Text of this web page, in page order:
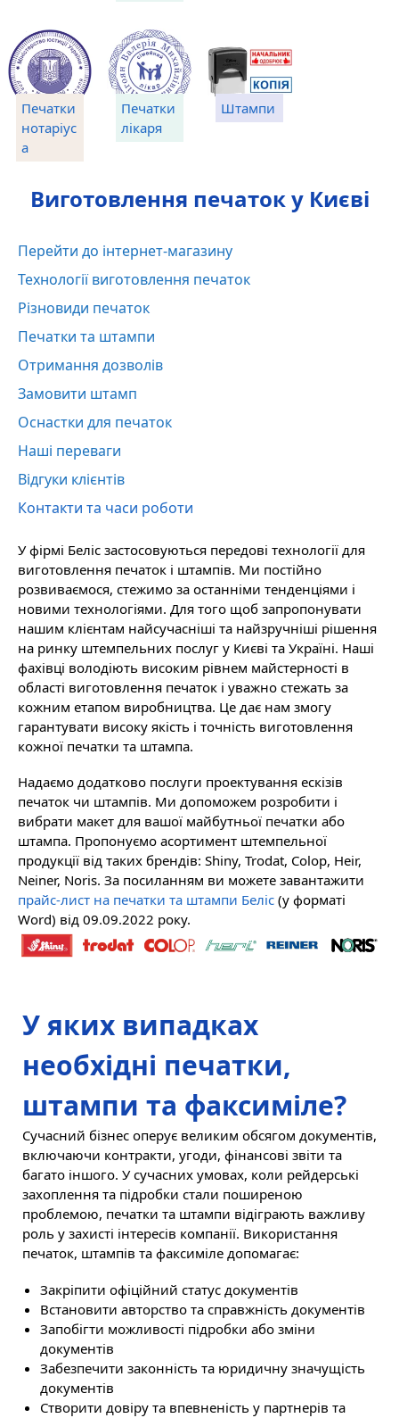
Печатки
нотаріус
а
Печатки
лікаря
Штампи
Виготовлення печаток у Києві
Перейти до інтернет-магазину
Технології виготовлення печаток
Різновиди печаток
Печатки та штампи
Отримання дозволів
Замовити штамп
Оснастки для печаток
Наші переваги
Відгуки клієнтів
Контакти та часи роботи
У фірмі Беліс застосовуються передові технології для
виготовлення печаток і штампів. Ми постійно
розвиваємося, стежимо за останніми тенденціями і
новими технологіями. Для того щоб запропонувати
нашим клієнтам найсучасніші та найзручніші рішення
на ринку штемпельних послуг у Києві та Україні. Наші
фахівці володіють високим рівнем майстерності в
області виготовлення печаток і уважно стежать за
кожним етапом виробництва. Це дає нам змогу
гарантувати високу якість і точність виготовлення
кожної печатки та штампа.
Надаємо додатково послуги проектування ескізів
печаток чи штампів. Ми допоможем розробити і
вибрати макет для вашої майбутньої печатки або
штампа. Пропонуємо асортимент штемпельної
продукції від таких брендів: Shiny, Trodat, Colop, Heir,
Neiner, Noris. За посиланням ви можете завантажити
прайс-лист на печатки та штампи Беліс (у форматі
Word) від 09.09.2022 року.
У яких випадках
необхідні печатки,
штампи та факсиміле?
Сучасний бізнес оперує великим обсягом документів,
включаючи контракти, угоди, фінансові звіти та
багато іншого. У сучасних умовах, коли рейдерські
захоплення та підробки стали поширеною
проблемою, печатки та штампи відіграють важливу
роль у захисті інтересів компанії. Використання
печаток, штампів та факсиміле допомагає:
Закріпити офіційний статус документів
Встановити авторство та справжність документів
Запобігти можливості підробки або зміни
документів
Забезпечити законність та юридичну значущість
документів
Створити довіру та впевненість у партнерів та